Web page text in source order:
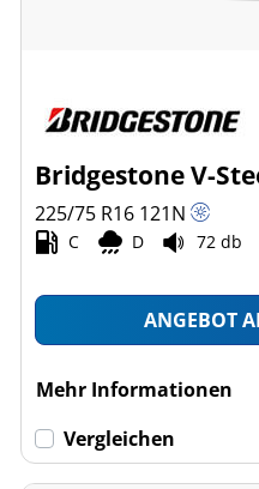
Bridgestone V-
225/75 R16 121N
C D 72 db
ANGEBOT
Mehr Informationen
Vergleichen